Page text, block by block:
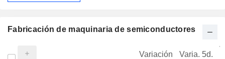
Fabricación de maquinaria de semiconductores
Variación Varia. 5d.